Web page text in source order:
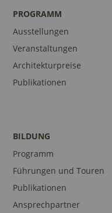
PROGRAMM
Ausstellungen
Veranstaltungen
Architekturpreise
Publikationen
BILDUNG
Programm
Führungen und Touren
Publikationen
Ansprechpartner